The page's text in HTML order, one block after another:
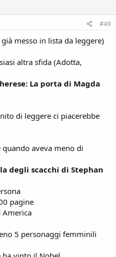
#49
messo in lista da leggere)
altra sfida (Adotta,
La porta di Magda
di leggere ci piacerebbe
aveva meno di
degli scacchi di Stephan
pagine
America
5 personaggi femminili